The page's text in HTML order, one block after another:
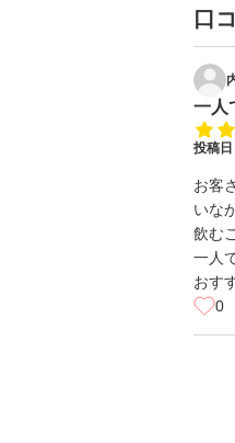
口
一人
投稿日
お客
いな
飲む
一人
おす
0